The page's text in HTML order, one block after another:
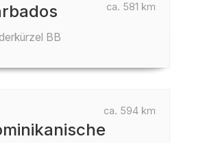
ca. 581 km
BB
ca. 594 km